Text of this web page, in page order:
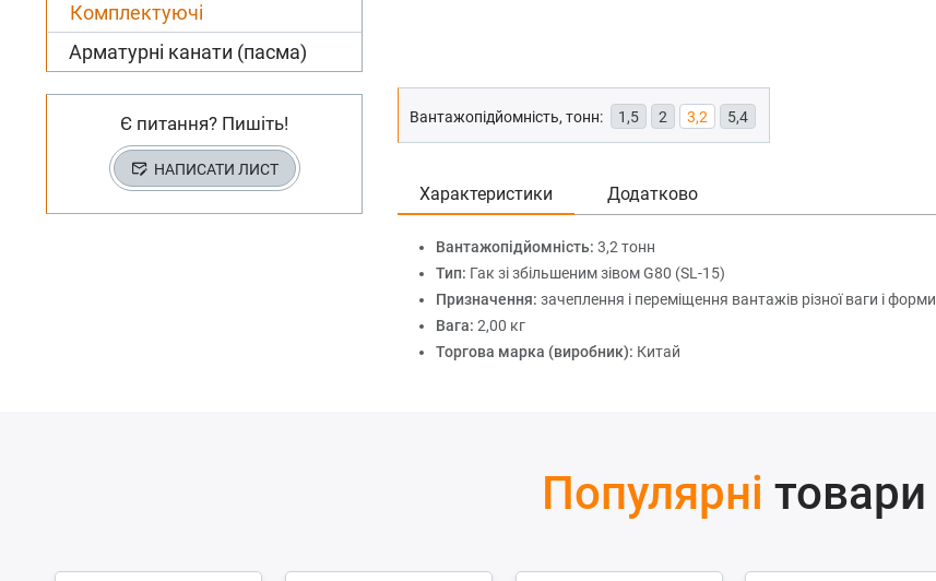
Комплектуючі
Арматурні канати (пасма)
Є питання? Пишіть!
НАПИСАТИ ЛИСТ
Вантажопідйомність, тонн: 1,5 2 3,2 5,4
Характеристики Додатково
Вантажопідйомність: 3,2 тонн
Тип: Гак зі збільшеним зівом G80 (SL-15)
Призначення: зачеплення і переміщення вантажів різної ваги і форми
Вага: 2,00 кг
Торгова марка (виробник): Китай
Популярні товари